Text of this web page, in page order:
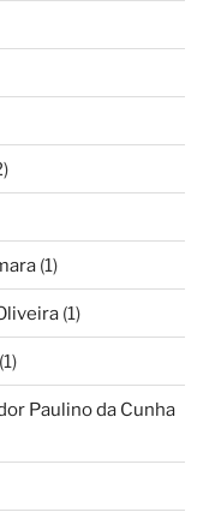
(1)
(1)
(1)
Paulino da Cunha